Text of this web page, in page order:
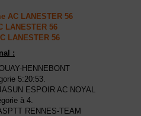
AC LANESTER 56
LANESTER 56
LANESTER 56
:
HENNEBONT
5:20:53.
ESPOIR AC NOYAL
à 4.
RENNES-TEAM